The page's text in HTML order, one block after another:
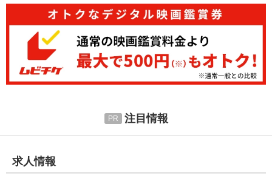
注目情報
求人情報